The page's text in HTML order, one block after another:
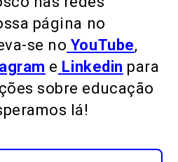
página no
se no YouTube,
e Linkedin para
sobre educação
lá!